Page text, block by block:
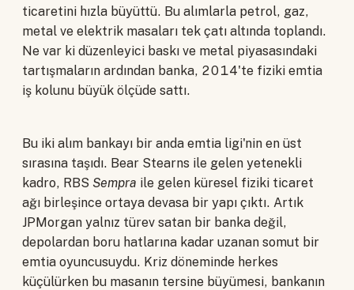
ticaretini hızla büyüttü. Bu alımlarla petrol, gaz,
metal ve elektrik masaları tek çatı altında toplandı.
Ne var ki düzenleyici baskı ve metal piyasasındaki
tartışmaların ardından banka, 2014'te fiziki emtia
iş kolunu büyük ölçüde sattı.
Bu iki alım bankayı bir anda emtia ligi'nin en üst
sırasına taşıdı. Bear Stearns ile gelen yetenekli
kadro, RBS Sempra ile gelen küresel fiziki ticaret
ağı birleşince ortaya devasa bir yapı çıktı. Artık
JPMorgan yalnız türev satan bir banka değil,
depolardan boru hatlarına kadar uzanan somut bir
emtia oyuncusuydu. Kriz döneminde herkes
küçülürken bu masanın tersine büyümesi, bankanın